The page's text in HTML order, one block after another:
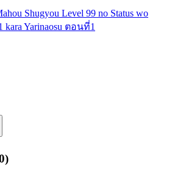
Shugyou Level 99 no Status wo
kara Yarinaosu ตอนที่1
)